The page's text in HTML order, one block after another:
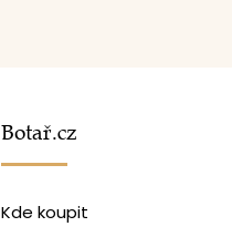
Botař.cz
Kde koupit